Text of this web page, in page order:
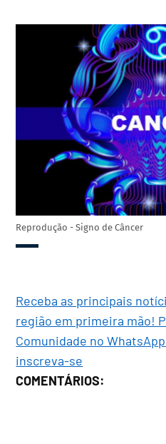
Reprodução - Signo de Câncer
Receba as principais
região em primeira mão!
Comunidade no
inscreva-se
COMENTÁRIOS: